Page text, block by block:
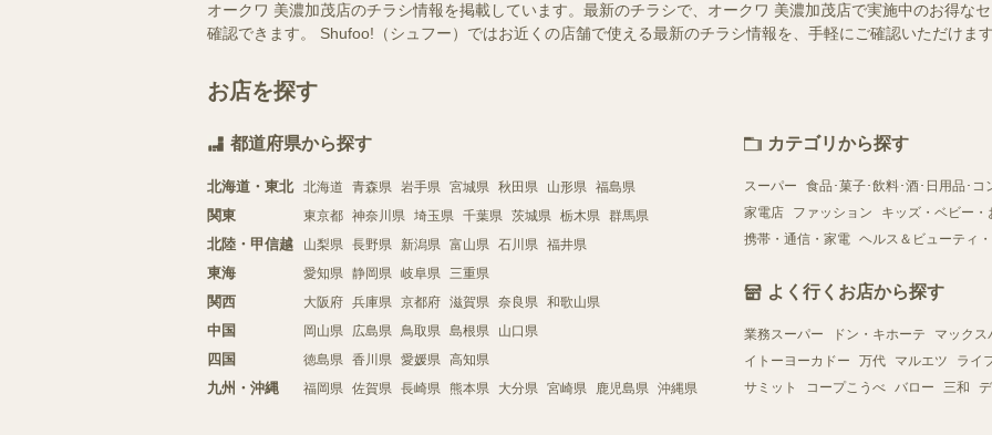
オークワ 美濃加茂店のチラシ情報を掲載しています。最新のチラシで、オークワ 美濃加茂店で実施中のお得な
確認できます。 Shufoo!（シュフー）ではお近くの店舗で使える最新のチラシ情報を、手軽にご確認いただけま
お店を探す
都道府県から探す
北海道・東北 北海道 青森県 岩手県 宮城県 秋田県 山形県 福島県
関東 東京都 神奈川県 埼玉県 千葉県 茨城県 栃木県 群馬県
北陸・甲信越 山梨県 長野県 新潟県 富山県 石川県 福井県
東海 愛知県 静岡県 岐阜県 三重県
関西 大阪府 兵庫県 京都府 滋賀県 奈良県 和歌山県
中国 岡山県 広島県 鳥取県 島根県 山口県
四国 徳島県 香川県 愛媛県 高知県
九州・沖縄 福岡県 佐賀県 長崎県 熊本県 大分県 宮崎県 鹿児島県 沖縄県
カテゴリから探す
スーパー
食品･菓子･飲料･酒･日用品･コ
家電店
ファッション
キッズ・ベビー・
携帯・通信・家電 ヘルス＆ビューティ
よく行くお店から探す
業務スーパー ドン・キホーテ
マックス
イトーヨーカドー
万代 マルエツ
ライ
サミット
コープこうべ バロー 三和